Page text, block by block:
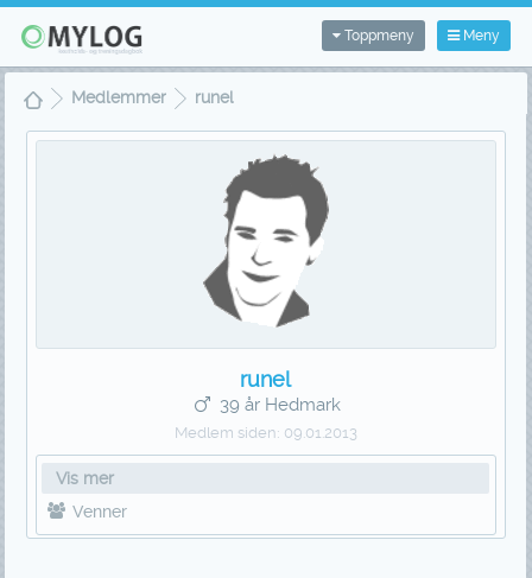
Meny
Toppmeny
Medlemmer runel
runel
39 år Hedmark
Medlem siden: 09.01.2013
Vis mer
Venner